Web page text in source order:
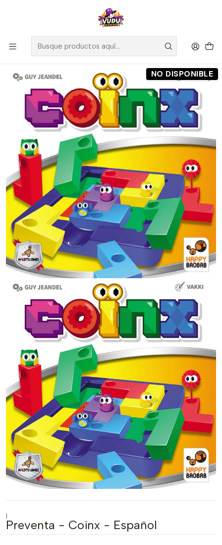
🚀 ¡Despachamos a todo Chile! Envío GRATIS a Regiones sobre
$100.000 y a RM sobre $35.000
Preventas Maldito Games Preventa - Coïnx - Español
NO DISPONIBLE
|
Preventa - Coïnx - Español